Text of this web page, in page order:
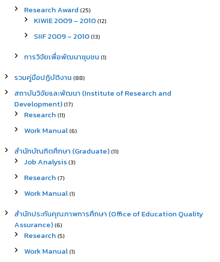
Research Award (25)
KIWIE 2009 – 2010(12)
SIIF 2009 – 2010(13)
การวิจัยเพื่อพัฒนาชุมชน (1)
รวมคู่มือปฏิบัติงาน (88)
สถาบันวิจัยและพัฒนา (Institute of Research and
Development)(17)
Research (11)
Work Manual(6)
สำนักบัณฑิตศึกษา (Graduate)(11)
Job Analysis(3)
Research (7)
Work Manual(1)
สำนักประกันคุณภาพการศึกษา (Office of Education Quality
Assurance)(6)
Research (5)
Work Manual(1)